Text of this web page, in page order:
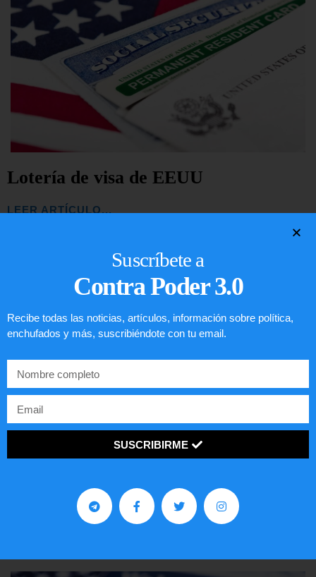
Lotería de visa de EEUU
LEER ARTÍCULO...
LEER ARTÍCULO...
Suscríbete a
Contra Poder 3.0
Recibe todas las noticias, artículos, información sobre política,
enchufados y más, suscribiéndote con tu email.
SUSCRIBIRME